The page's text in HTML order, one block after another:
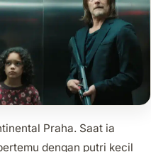
Praha. Saat ia
dengan putri kecil